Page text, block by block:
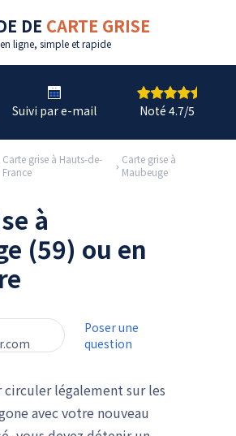
DE CARTE GRISE
ligne, simple et rapide
Suivi par e-mail Noté 4.7/5
Carte grise à Hauts-de-
France
Carte grise à
Maubeuge
à
(59) ou en
Poser une
question
légalement sur les
avec votre nouveau